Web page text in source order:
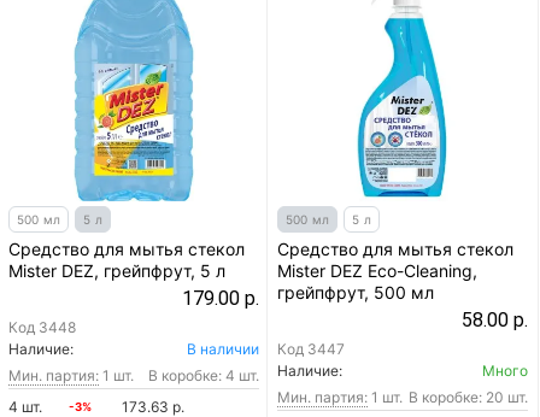
500 мл 5 л
Средство для мытья стекол
Mister DEZ, грейпфрут, 5 л
179.00 р.
Код 3448
Наличие:
В наличии
Мин. партия: 1 шт.
В коробке: 4 шт.
4 шт.
-3% 173.63 р.
500 мл 5 л
Средство для мытья стекол
Mister DEZ Eco-Cleaning,
грейпфрут, 500 мл
58.00 р.
Код 3447
Наличие:
Много
Мин. партия: 1 шт. В коробке: 20 шт.